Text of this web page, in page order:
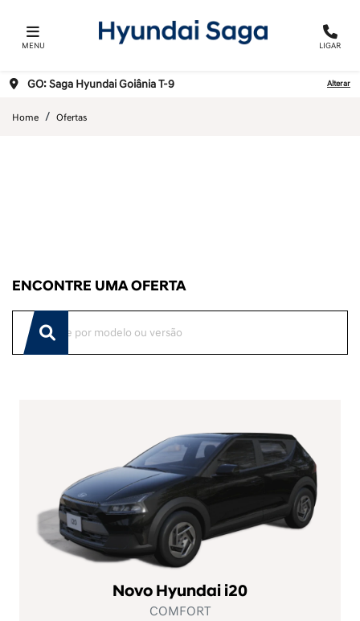
MENU LIGAR
GO: Saga Hyundai Goiânia T-9 Alterar
Home Ofertas
ENCONTRE UMA OFERTA
Novo Hyundai i20
COMFORT